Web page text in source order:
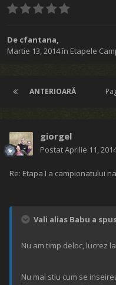
De cfantana,
Martie 13, 2014în Etapele
ANTERIOARĂ
giorgel
PostatAprilie 11,
Re: Etapa I a campionatului
Vali alias Babu a
Nu am timp deloc, lucrez
Nu mai stiu cum se